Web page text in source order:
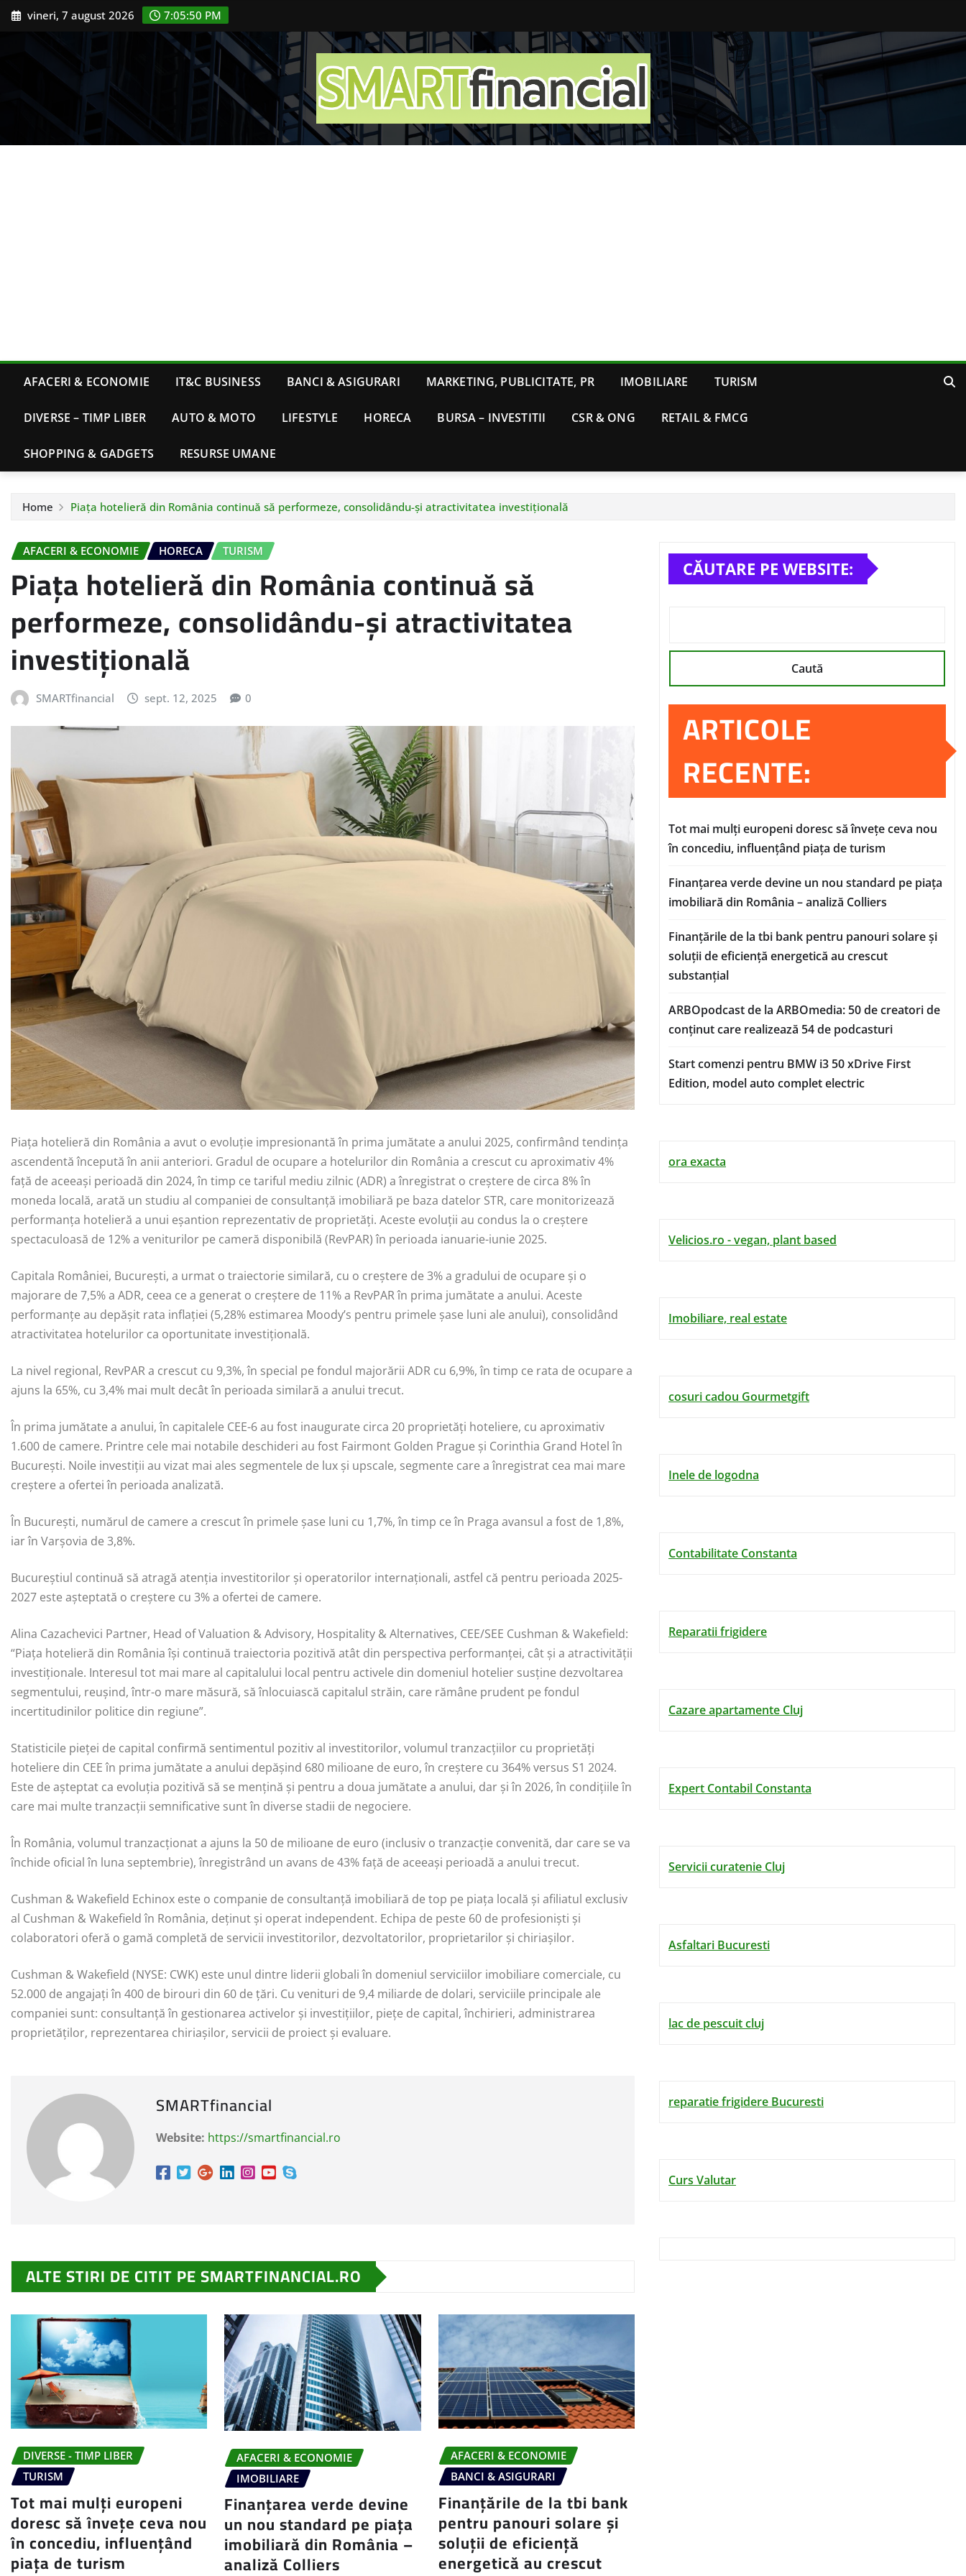
Skip vineri, 7 august 2026 7:05:51 PM
AFACERI & ECONOMIE IT&C BUSINESS BANCI & ASIGURARI MARKETING, PUBLICITATE, PR IMOBILIARE TURISM
DIVERSE – TIMP LIBER AUTO & MOTO LIFESTYLE HORECA BURSA – INVESTITII CSR & ONG RETAIL & FMCG
SHOPPING & GADGETS RESURSE UMANE
Home Piața hotelieră din România continuă să performeze, consolidându-și atractivitatea investițională
AFACERI & ECONOMIE HORECA TURISM
Piața hotelieră din România continuă să
performeze, consolidându-și atractivitatea
investițională
SMARTfinancial sept. 12, 2025 0
Piața hotelieră din România a avut o evoluție impresionantă în prima jumătate a anului 2025, confirmând tendința
ascendentă începută în anii anteriori. Gradul de ocupare a hotelurilor din România a crescut cu aproximativ 4%
față de aceeași perioadă din 2024, în timp ce tariful mediu zilnic (ADR) a înregistrat o creștere de circa 8% în
moneda locală, arată un studiu al companiei de consultanță imobiliară pe baza datelor STR, care monitorizează
performanța hotelieră a unui eșantion reprezentativ de proprietăți. Aceste evoluții au condus la o creștere
spectaculoasă de 12% a veniturilor pe cameră disponibilă (RevPAR) în perioada ianuarie-iunie 2025.
Capitala României, București, a urmat o traiectorie similară, cu o creștere de 3% a gradului de ocupare și o
majorare de 7,5% a ADR, ceea ce a generat o creștere de 11% a RevPAR în prima jumătate a anului. Aceste
performanțe au depășit rata inflației (5,28% estimarea Moody’s pentru primele șase luni ale anului), consolidând
atractivitatea hotelurilor ca oportunitate investițională.
La nivel regional, RevPAR a crescut cu 9,3%, în special pe fondul majorării ADR cu 6,9%, în timp ce rata de ocupare a
ajuns la 65%, cu 3,4% mai mult decât în perioada similară a anului trecut.
În prima jumătate a anului, în capitalele CEE-6 au fost inaugurate circa 20 proprietăți hoteliere, cu aproximativ
1.600 de camere. Printre cele mai notabile deschideri au fost Fairmont Golden Prague și Corinthia Grand Hotel în
București. Noile investiții au vizat mai ales segmentele de lux și upscale, segmente care a înregistrat cea mai mare
creștere a ofertei în perioada analizată.
În București, numărul de camere a crescut în primele șase luni cu 1,7%, în timp ce în Praga avansul a fost de 1,8%,
iar în Varșovia de 3,8%.
Bucureștiul continuă să atragă atenția investitorilor și operatorilor internaționali, astfel că pentru perioada 2025-
2027 este așteptată o creștere cu 3% a ofertei de camere.
Alina Cazachevici Partner, Head of Valuation & Advisory, Hospitality & Alternatives, CEE/SEE Cushman & Wakefield:
“Piața hotelieră din România își continuă traiectoria pozitivă atât din perspectiva performanței, cât și a atractivității
investiționale. Interesul tot mai mare al capitalului local pentru activele din domeniul hotelier susține dezvoltarea
segmentului, reușind, într-o mare măsură, să înlocuiască capitalul străin, care rămâne prudent pe fondul
incertitudinilor politice din regiune”.
Statisticile pieţei de capital confirmă sentimentul pozitiv al investitorilor, volumul tranzacțiilor cu proprietăți
hoteliere din CEE în prima jumătate a anului depășind 680 milioane de euro, în creștere cu 364% versus S1 2024.
Este de așteptat ca evoluția pozitivă să se mențină și pentru a doua jumătate a anului, dar și în 2026, în condițiile în
care mai multe tranzacții semnificative sunt în diverse stadii de negociere.
În România, volumul tranzacționat a ajuns la 50 de milioane de euro (inclusiv o tranzacţie convenită, dar care se va
închide oficial în luna septembrie), înregistrând un avans de 43% față de aceeaşi perioadă a anului trecut.
Cushman & Wakefield Echinox este o companie de consultanţă imobiliară de top pe piaţa locală şi afiliatul exclusiv
al Cushman & Wakefield în România, deținut și operat independent. Echipa de peste 60 de profesioniști și
colaboratori oferă o gamă completă de servicii investitorilor, dezvoltatorilor, proprietarilor și chiriașilor.
Cushman & Wakefield (NYSE: CWK) este unul dintre liderii globali în domeniul serviciilor imobiliare comerciale, cu
52.000 de angajați în 400 de birouri din 60 de țări. Cu venituri de 9,4 miliarde de dolari, serviciile principale ale
companiei sunt: consultanță în gestionarea activelor şi investițiilor, piețe de capital, închirieri, administrarea
proprietăților, reprezentarea chiriașilor, servicii de proiect și evaluare.
SMARTfinancial
Website: https://smartfinancial.ro
ALTE STIRI DE CITIT PE SMARTFINANCIAL.RO
DIVERSE - TIMP LIBER
TURISM
Tot mai mulți europeni
doresc să învețe ceva nou
în concediu, influențând
piața de turism
AFACERI & ECONOMIE
IMOBILIARE
Finanțarea verde devine
un nou standard pe piața
imobiliară din România –
analiză Colliers
AFACERI & ECONOMIE
BANCI & ASIGURARI
Finanțările de la tbi bank
pentru panouri solare și
soluții de eficiență
energetică au crescut
CĂUTARE PE WEBSITE:
Caută
ARTICOLE
RECENTE:
Tot mai mulți europeni doresc să învețe ceva nou
în concediu, influențând piața de turism
Finanțarea verde devine un nou standard pe piața
imobiliară din România – analiză Colliers
Finanțările de la tbi bank pentru panouri solare și
soluții de eficiență energetică au crescut
substanțial
ARBOpodcast de la ARBOmedia: 50 de creatori de
conținut care realizează 54 de podcasturi
Start comenzi pentru BMW i3 50 xDrive First
Edition, model auto complet electric
ora exacta
Velicios.ro - vegan, plant based
Imobiliare, real estate
cosuri cadou Gourmetgift
Inele de logodna
Contabilitate Constanta
Reparatii frigidere
Cazare apartamente Cluj
Expert Contabil Constanta
Servicii curatenie Cluj
Asfaltari Bucuresti
lac de pescuit cluj
reparatie frigidere Bucuresti
Curs Valutar